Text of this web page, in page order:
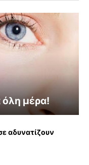
όλη μέρα!
αδυνατίζουν